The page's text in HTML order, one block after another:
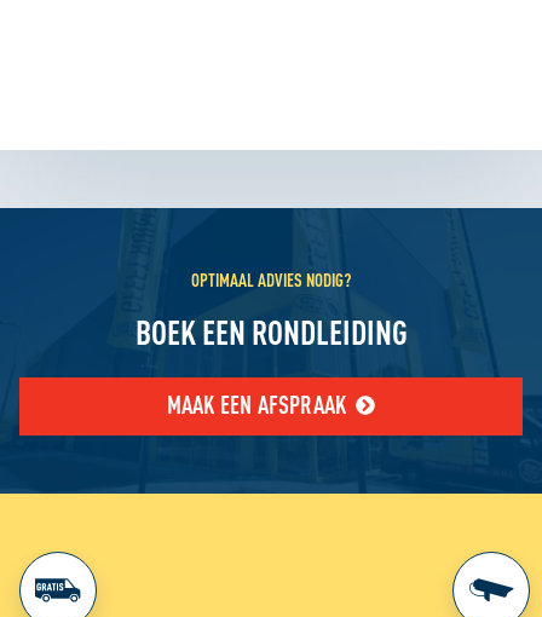
OPTIMAAL ADVIES NODIG?
BOEK EEN RONDLEIDING
MAAK EEN AFSPRAAK